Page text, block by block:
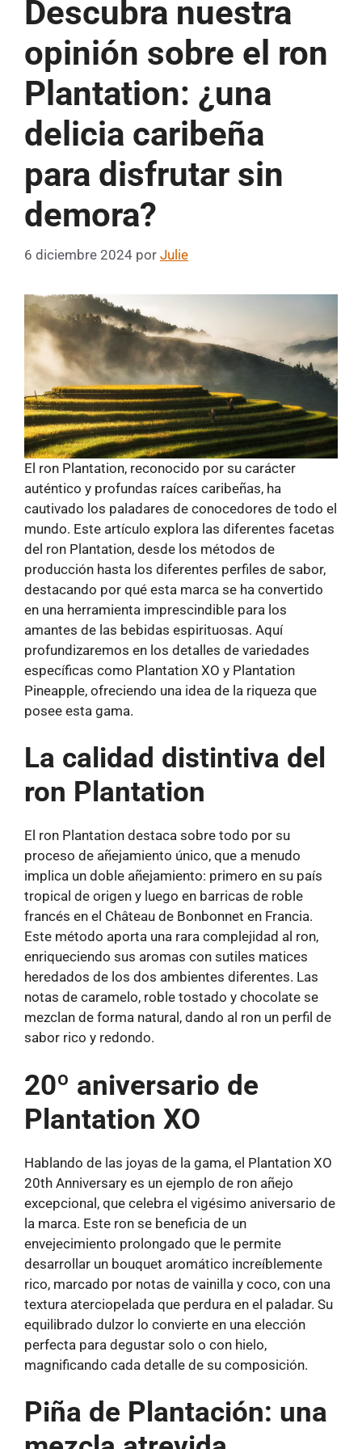
Descubra nuestra
opinión sobre el ron
Plantation: ¿una
delicia caribeña
para disfrutar sin
demora?
6 diciembre 2024 por Julie
El ron Plantation, reconocido por su carácter
auténtico y profundas raíces caribeñas, ha
cautivado los paladares de conocedores de todo el
mundo. Este artículo explora las diferentes facetas
del ron Plantation, desde los métodos de
producción hasta los diferentes perfiles de sabor,
destacando por qué esta marca se ha convertido
en una herramienta imprescindible para los
amantes de las bebidas espirituosas. Aquí
profundizaremos en los detalles de variedades
específicas como Plantation XO y Plantation
Pineapple, ofreciendo una idea de la riqueza que
posee esta gama.
La calidad distintiva del
ron Plantation
El ron Plantation destaca sobre todo por su
proceso de añejamiento único, que a menudo
implica un doble añejamiento: primero en su país
tropical de origen y luego en barricas de roble
francés en el Château de Bonbonnet en Francia.
Este método aporta una rara complejidad al ron,
enriqueciendo sus aromas con sutiles matices
heredados de los dos ambientes diferentes. Las
notas de caramelo, roble tostado y chocolate se
mezclan de forma natural, dando al ron un perfil de
sabor rico y redondo.
20º aniversario de
Plantation XO
Hablando de las joyas de la gama, el Plantation XO
20th Anniversary es un ejemplo de ron añejo
excepcional, que celebra el vigésimo aniversario de
la marca. Este ron se beneficia de un
envejecimiento prolongado que le permite
desarrollar un bouquet aromático increíblemente
rico, marcado por notas de vainilla y coco, con una
textura aterciopelada que perdura en el paladar. Su
equilibrado dulzor lo convierte en una elección
perfecta para degustar solo o con hielo,
magnificando cada detalle de su composición.
Piña de Plantación: una